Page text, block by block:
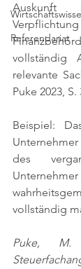
Referendariat
Auskunft
vollständig
relevante
Puke 2023, S.
Beispiel:
des
vollständig
Puke, M.